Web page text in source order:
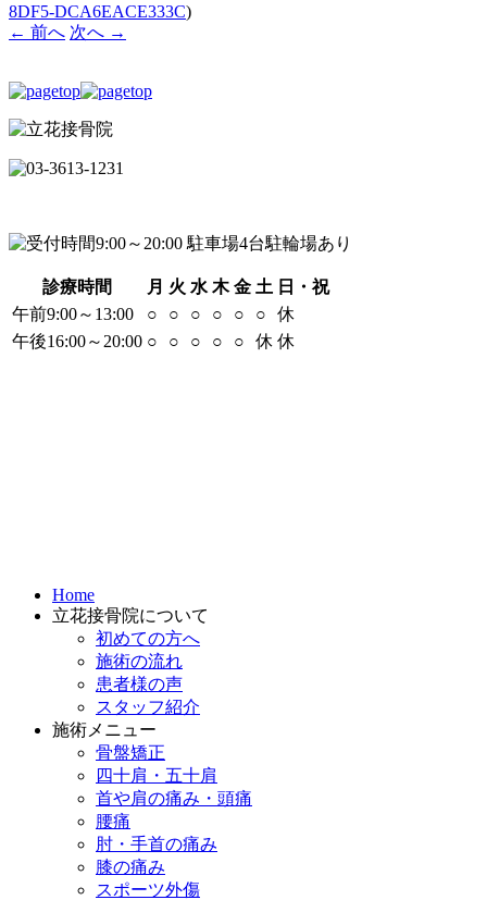
8DF5-DCA6EACE333C)
← 前へ 次へ →
診療時間 月 火 水 木 金 土 日・祝
午前9:00～13:00
○ ○ ○ ○ ○ ○
休
午後16:00～20:00 ○ ○ ○ ○ ○ 休 休
Home
立花接骨院について
初めての方へ
施術の流れ
患者様の声
スタッフ紹介
施術メニュー
骨盤矯正
四十肩・五十肩
首や肩の痛み・頭痛
腰痛
肘・手首の痛み
膝の痛み
スポーツ外傷